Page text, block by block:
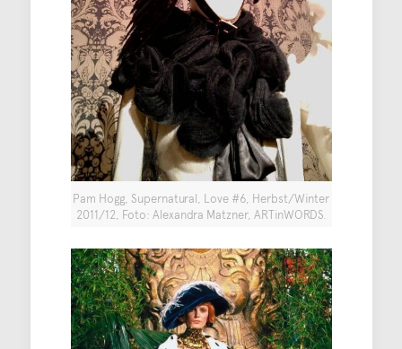
Pam Hogg, Supernatural, Love #6, Herbst/Winter
2011/12, Foto: Alexandra Matzner, ARTinWORDS.